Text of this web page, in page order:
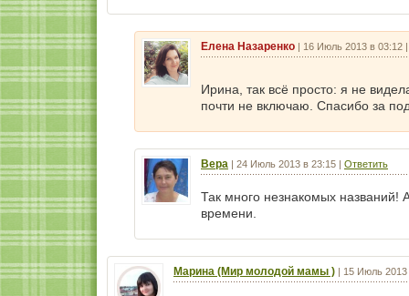
Елена Назаренко | 16 Июль 2013 в 03:12
Ирина, так всё просто: я не
почти не включаю. Спасибо за
Вера | 24 Июль 2013 в 23:15 | Ответить
Так много незнакомых названий!
времени.
Марина (Мир молодой мамы ) | 15 Июль 2013